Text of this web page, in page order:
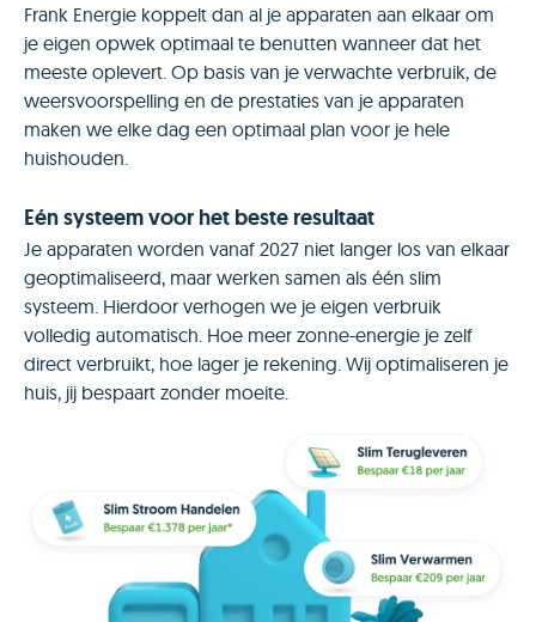
Frank Energie koppelt dan al je apparaten aan elkaar om
je eigen opwek optimaal te benutten wanneer dat het
meeste oplevert. Op basis van je verwachte verbruik, de
weersvoorspelling en de prestaties van je apparaten
maken we elke dag een optimaal plan voor je hele
huishouden.
Eén systeem voor het beste resultaat
Je apparaten worden vanaf 2027 niet langer los van elkaar
geoptimaliseerd, maar werken samen als één slim
systeem. Hierdoor verhogen we je eigen verbruik
volledig automatisch. Hoe meer zonne-energie je zelf
direct verbruikt, hoe lager je rekening. Wij optimaliseren je
huis, jij bespaart zonder moeite.